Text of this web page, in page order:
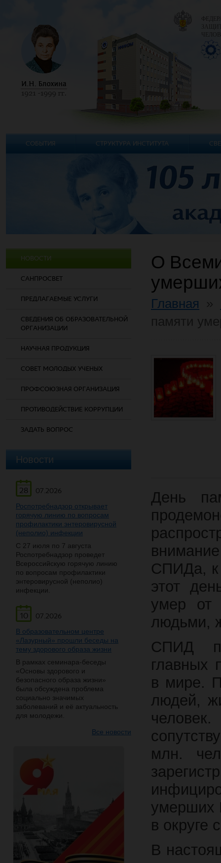
НОВОСТИ
САНПРОСВЕТ
ПРЕДЛАГАЕМЫЕ УСЛУГИ
СВЕДЕНИЯ ОБ ОБРАЗОВАТЕЛЬНОЙ
ОРГАНИЗАЦИИ
НАУЧНАЯ ПРОДУКЦИЯ
СОВЕТ МОЛОДЫХ УЧЕНЫХ
ПРОФСОЮЗНАЯ ОРГАНИЗАЦИЯ
ПРОТИВОДЕЙСТВИЕ КОРРУПЦИИ
ЗАДАТЬ ВОПРОС
Новости
28
07.2026
Роспотребнадзор открывает
горячую линию по вопросам
профилактики энтеровирусной
(неполио) инфекции
С 27 июля по 7 августа
Роспотребнадзор проведет
Всероссийскую горячую линию
по вопросам профилактики
энтеровирусной (неполио)
инфекции.
10
07.2026
В образовательном центре
«Лазурный» прошли беседы на
тему здорового образа жизни
В рамках семинара-беседы
«Основы здорового и
безопасного образа жизни»
была обсуждена проблема
социально значимых
заболеваний и её актуальность
для молодежи.
Все новости
О
Главная
День
СПИДа, к
этот
умер от
людьми,
СПИД
главных
в мире.
людей,
млн.
умерших
в округе
В
СОБЫТИЯ СТРУКТУРА ИНСТИТУТА